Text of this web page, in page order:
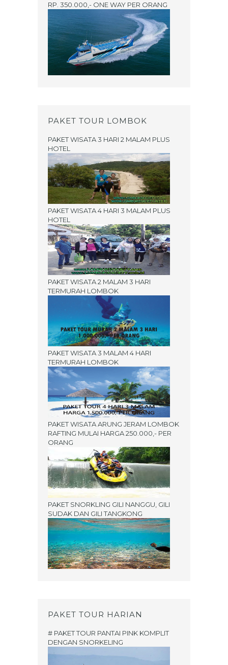
RP. 350.000,- ONE WAY PER ORANG
PAKET TOUR LOMBOK
PAKET WISATA 3 HARI 2 MALAM PLUS
HOTEL
PAKET WISATA 4 HARI 3 MALAM PLUS
HOTEL
PAKET WISATA 2 MALAM 3 HARI
TERMURAH LOMBOK
PAKET WISATA 3 MALAM 4 HARI
TERMURAH LOMBOK
PAKET WISATA ARUNG JERAM LOMBOK
RAFTING MULAI HARGA 250.000,- PER
ORANG
PAKET SNORKLING GILI NANGGU, GILI
SUDAK DAN GILI TANGKONG
PAKET TOUR HARIAN
# PAKET TOUR PANTAI PINK KOMPLIT
DENGAN SNORKELING